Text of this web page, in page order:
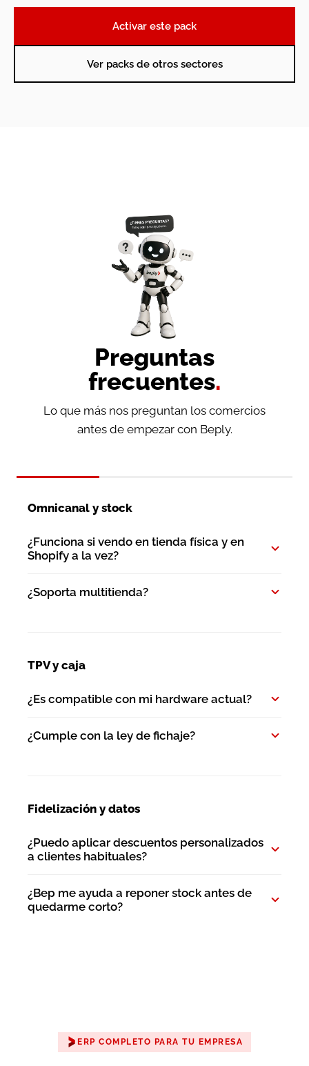
Activar este pack
Ver packs de otros sectores
Preguntas
frecuentes.
Lo que más nos preguntan los comercios
antes de empezar con Beply.
Omnicanal y stock
¿Funciona si vendo en tienda física y en
Shopify a la vez?
¿Soporta multitienda?
TPV y caja
¿Es compatible con mi hardware actual?
¿Cumple con la ley de fichaje?
Fidelización y datos
¿Puedo aplicar descuentos personalizados
a clientes habituales?
¿Bep me ayuda a reponer stock antes de
quedarme corto?
ERP COMPLETO PARA TU EMPRESA